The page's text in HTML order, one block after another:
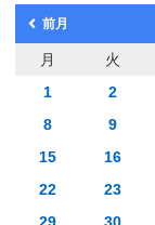
前月
月 火
1
2
8
9
15
16
22
23
29
30